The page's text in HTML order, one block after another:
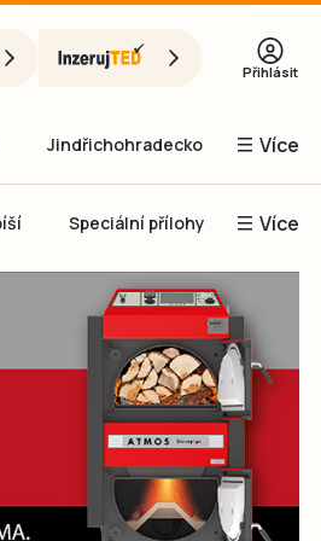
Přihlásit
Obnovit heslo
se
se přes Facebook
chci se
Registrovat
Jindřichohradecko Více
Prachaticko
Speciální přílohy Více
Inzerce